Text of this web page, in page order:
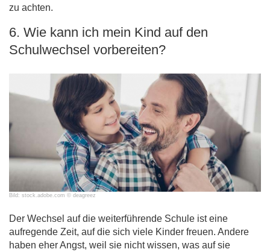
zu achten.
6. Wie kann ich mein Kind auf den
Schulwechsel vorbereiten?
Bild: stock.adobe.com © deagreez
Der Wechsel auf die weiterführende Schule ist eine
aufregende Zeit, auf die sich viele Kinder freuen. Andere
haben eher Angst, weil sie nicht wissen, was auf sie